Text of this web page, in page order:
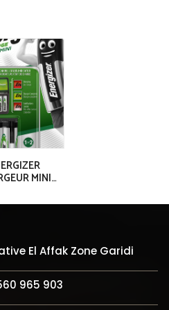
MINI
mAh)
El Affak Zone Garidi
965 903